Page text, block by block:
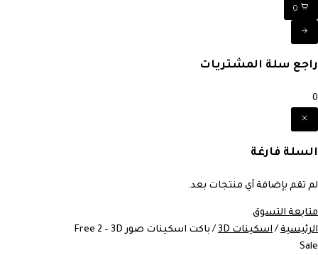
0
راجع سلة المشتريات
0
السلة فارغة
لم تقم بإضافة أي منتجات بعد.
متابعة التسوق
الرئيسية /اسكينات 3D
/ باكت اسكينات صور Free 2 – 3D
Sale